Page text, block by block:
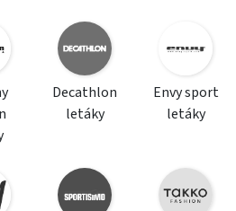
Decathlon
letáky
Envy sport
letáky